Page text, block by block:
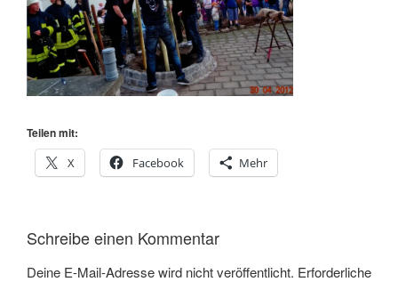
Teilen mit:
X
Facebook Mehr
Schreibe einen Kommentar
Deine E-Mail-Adresse wird nicht veröffentlicht. Erforderliche